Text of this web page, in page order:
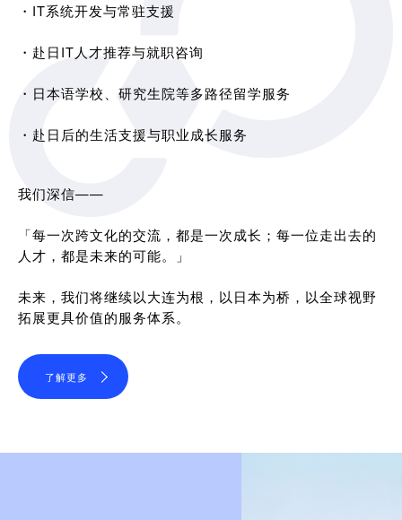
・IT系统开发与常驻支援
・赴日IT人才推荐与就职咨询
・日本语学校、研究生院等多路径留学服务
・赴日后的生活支援与职业成长服务
我们深信——
「每一次跨文化的交流，都是一次成长；每一位走出去的
人才，都是未来的可能。」
未来，我们将继续以大连为根，以日本为桥，以全球视野
拓展更具价值的服务体系。
了解更多